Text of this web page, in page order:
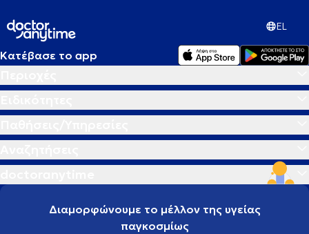
EL
Κατέβασε το app
Διαμορφώνουμε το μέλλον της υγείας
παγκοσμίως